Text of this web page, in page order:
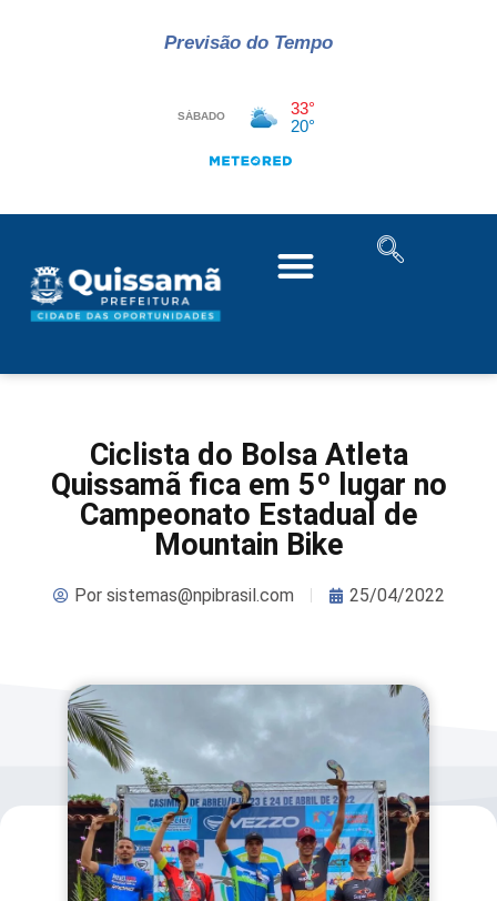
Previsão do Tempo
Ciclista do Bolsa Atleta
Quissamã fica em 5º lugar no
Campeonato Estadual de
Mountain Bike
Porsistemas@npibrasil.com 25/04/2022